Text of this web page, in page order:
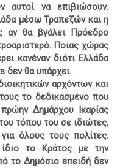
αυτοί να επιβιώσουν.
μέσω Τραπεζών και η
αν θα βγάλει Πρόεδρο
Ποιας χώρας
κανέναν διότι Ελλάδα
δεν θα υπάρχει.
αρχόντων και
το δεδικασμένο που
Δημάρχου Ικαρίας
τόπου του σε ιδιώτες,
όλους τους πολίτες.
το Κράτος με την
το Δημόσιο επειδή δεν